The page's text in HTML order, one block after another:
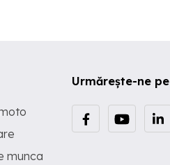
Urmărește-ne pe
munca